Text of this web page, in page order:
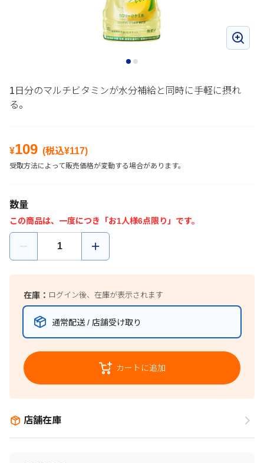
1日分のマルチビタミンが水分補給と同時に手軽に摂れ
る。
¥109 (税込¥117)
受取方法によって販売価格が変動する場合があります。
数量
この商品は、一度につき「お1人様6点限り」です。
在庫： ログイン後、在庫が表示されます
通常配送 / 店舗受け取り
カートに追加
店舗在庫